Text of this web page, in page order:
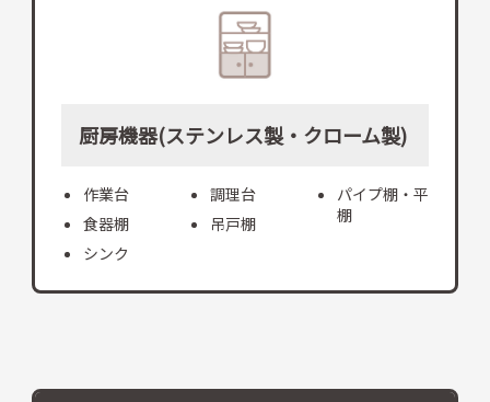
厨房機器(ステンレス製・クローム製)
作業台
食器棚
シンク
調理台
吊戸棚
パイプ棚・平
棚